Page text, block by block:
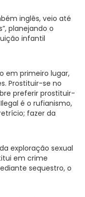
inglês, veio até
planejando o
infantil
em primeiro lugar,
Prostituir-se no
preferir prostituir-
é o rufianismo,
fazer da
exploração sexual
em crime
sequestro, o